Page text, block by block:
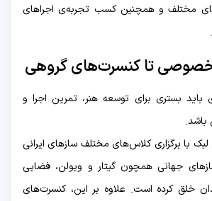
مختلف و همچنین کسب تجربه‌ی اجراهای
تا کنسرت‌های گروهی
باید بستری برای توسعه هنر، تمرین اجرا و
باشد.
با برگزاری کلاس‌های مختلف سازهای ایرانی
جهانی همچون گیتار و ویولن، فضایی
خلق کرده است. علاوه بر این، کنسرت‌های